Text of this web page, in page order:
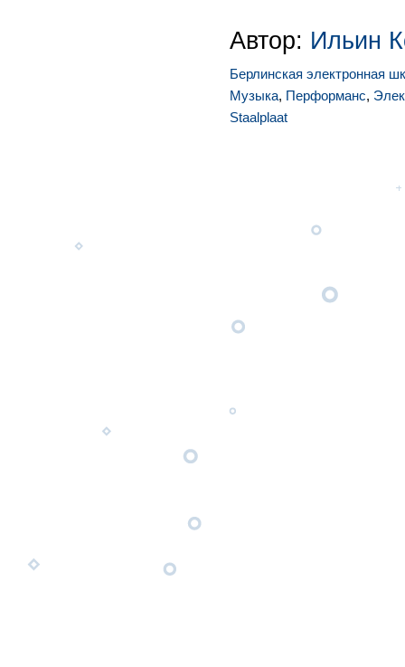
Автор: Ильин
Берлинская электронная
Музыка, Перформанс,
Staalplaat